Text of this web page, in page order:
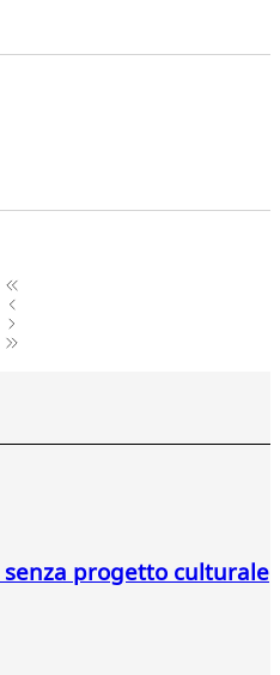
progetto culturale